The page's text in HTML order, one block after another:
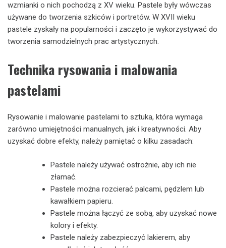
wzmianki o nich pochodzą z XV wieku. Pastele były wówczas
używane do tworzenia szkiców i portretów. W XVII wieku
pastele zyskały na popularności i zaczęto je wykorzystywać do
tworzenia samodzielnych prac artystycznych.
Technika rysowania i malowania
pastelami
Rysowanie i malowanie pastelami to sztuka, która wymaga
zarówno umiejętności manualnych, jak i kreatywności. Aby
uzyskać dobre efekty, należy pamiętać o kilku zasadach:
Pastele należy używać ostrożnie, aby ich nie
złamać.
Pastele można rozcierać palcami, pędzlem lub
kawałkiem papieru.
Pastele można łączyć ze sobą, aby uzyskać nowe
kolory i efekty.
Pastele należy zabezpieczyć lakierem, aby